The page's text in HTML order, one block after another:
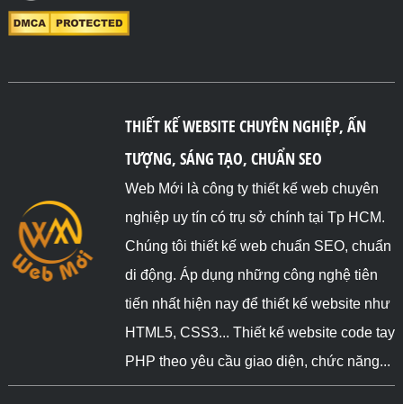
THIẾT KẾ WEBSITE CHUYÊN NGHIỆP, ẤN
TƯỢNG, SÁNG TẠO, CHUẨN SEO
Web Mới là công ty thiết kế web chuyên
nghiệp uy tín có trụ sở chính tại Tp HCM.
Chúng tôi thiết kế web chuẩn SEO, chuẩn
di động. Áp dụng những công nghệ tiên
tiến nhất hiện nay để thiết kế website như
HTML5, CSS3... Thiết kế website code tay
PHP theo yêu cầu giao diện, chức năng...